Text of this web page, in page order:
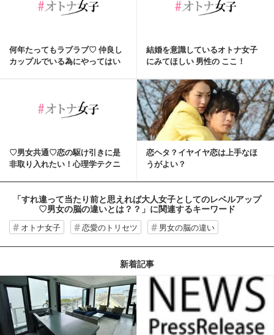
何年たってもラブラブ♡ 仲良し
カップルでいる為にやってはい
結婚を意識しているオトナ女子
にみてほしい 男性の ここ！
♡男女共通♡恋の駆け引きに是
非取り入れたい！心理学テクニ
恋ヘタ？イヤイヤ恋は上手なほ
うがよい？
「すれ違って当たり前と思えれば大人女子としてのレベルアップ
♡男女の脳の違いとは？？」 に関連するキーワード
オトナ女子 恋愛のトリセツ 男女の脳の違い
新着記事